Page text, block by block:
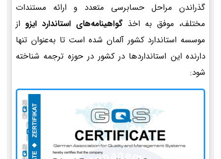
گذراندن مراحل حسابرسی متعدد و ارائه مستندات
مختلف، موفق به اخذ گواهینامه‌های استاندارد ایزو از
موسسه استاندارد کشور آلمان شده است تا به‌عنوان تنها
دارنده این استانداردها در کشور در حوزه ترجمه شناخته
شود: